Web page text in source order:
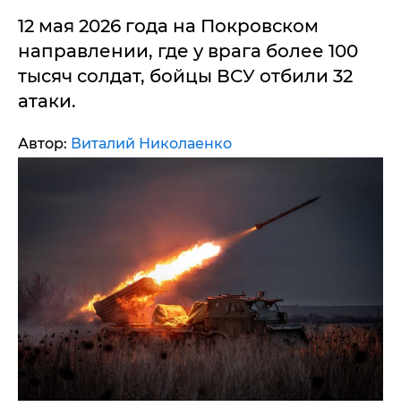
12 мая 2026 года на Покровском
направлении, где у врага более 100
тысяч солдат, бойцы ВСУ отбили 32
атаки.
Автор: Виталий Николаенко